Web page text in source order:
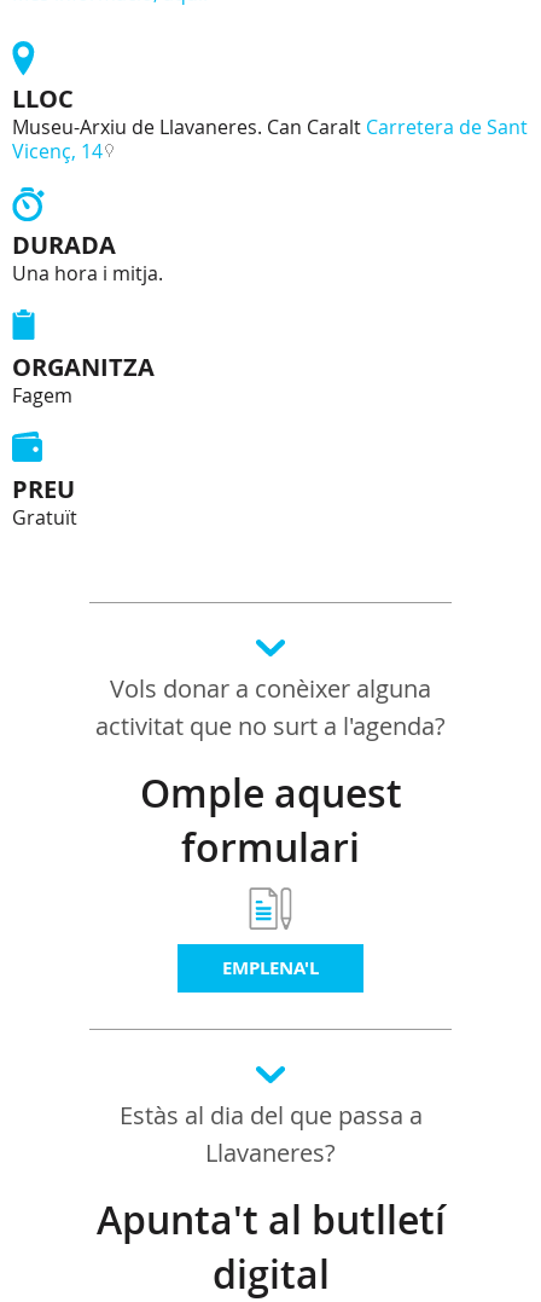
LLOC
Museu-Arxiu de Llavaneres. Can Caralt Carretera de Sant
Vicenç, 14
DURADA
Una hora i mitja.
ORGANITZA
Fagem
PREU
Gratuït
Vols donar a conèixer alguna
activitat que no surt a l'agenda?
Omple aquest
formulari
EMPLENA'L
Estàs al dia del que passa a
Llavaneres?
Apunta't al butlletí
digital